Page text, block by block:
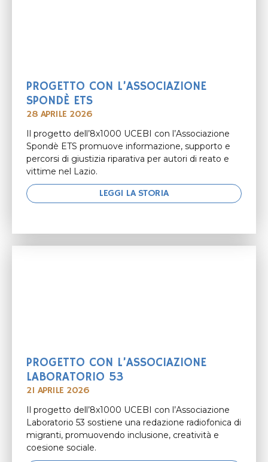
PROGETTO CON L’ASSOCIAZIONE
SPONDÈ ETS
28 APRILE 2026
Il progetto dell’8x1000 UCEBI con l’Associazione
Spondè ETS promuove informazione, supporto e
percorsi di giustizia riparativa per autori di reato e
vittime nel Lazio.
LEGGI LA STORIA
PROGETTO CON L’ASSOCIAZIONE
LABORATORIO 53
21 APRILE 2026
Il progetto dell’8x1000 UCEBI con l’Associazione
Laboratorio 53 sostiene una redazione radiofonica di
migranti, promuovendo inclusione, creatività e
coesione sociale.